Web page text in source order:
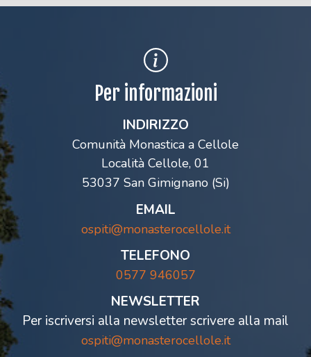
Per informazioni
INDIRIZZO
Comunità Monastica a Cellole
Località Cellole, 01
53037 San Gimignano (Si)
EMAIL
ospiti@monasterocellole.it
TELEFONO
0577 946057
NEWSLETTER
Per iscriversi alla newsletter scrivere alla mail
ospiti@monasterocellole.it